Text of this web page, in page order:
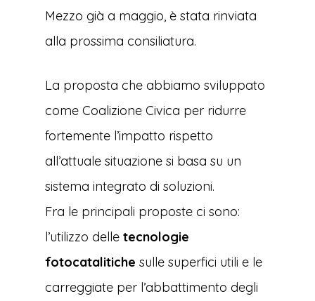
Mezzo già a maggio, è stata rinviata
alla prossima consiliatura.
La proposta che abbiamo sviluppato
come Coalizione Civica per ridurre
fortemente l’impatto rispetto
all’attuale situazione si basa su un
sistema integrato di soluzioni.
Fra le principali proposte ci sono:
l’utilizzo delle tecnologie
fotocatalitiche sulle superfici utili e le
carreggiate per l’abbattimento degli